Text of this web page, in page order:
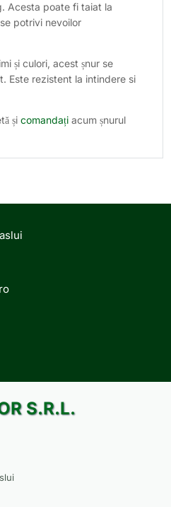
Acesta poate fi taiat la
potrivi nevoilor
și culori, acest șnur se
Este rezistent la intindere si
șicomandați acum șnurul
S.R.L.